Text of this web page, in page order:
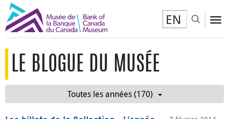
EN
LE BLOGUE DU MUSÉE
Toutes les années (170)